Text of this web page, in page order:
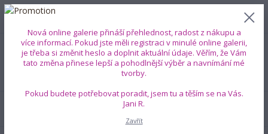
Menu
+420 739 353 708 0 ks
0 Kč
Nová online galerie přináší přehlednost, radost z nákupu a
více informací. Pokud jste měli registraci v minulé online galerii,
je třeba si změnit heslo a doplnit aktuální údaje. Věřím, že Vám
tato změna přinese lepší a pohodlnější výběr a navnímání mé
tvorby.
Pokud budete potřebovat poradit, jsem tu a těším se na Vás.
Jani R.
Zavřít